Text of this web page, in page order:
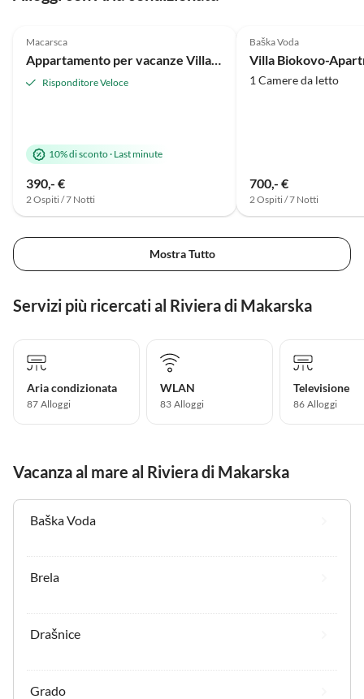
Macarsca
Appartamento per vacanze Villa Alma App.2
Risponditore Veloce
10% di sconto· Last minute
390,- €
2 Ospiti / 7 Notti
Baška Voda
Villa Biokovo-
1 Camere da letto
700,- €
2 Ospiti / 7 Notti
Mostra Tutto
Servizi più ricercati al Riviera di Makarska
Aria condizionata
87 Alloggi
WLAN
83 Alloggi
Televisione
86 Alloggi
Vacanza al mare al Riviera di Makarska
Baška Voda
Brela
Drašnice
Grado